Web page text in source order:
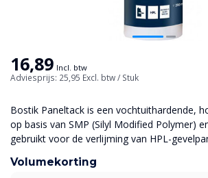
16,89 Incl. btw
Adviesprijs: 25,95 Excl. btw/ Stuk
Bostik Paneltack is een vochtuithardende,
op basis van SMP (Silyl Modified Polymer)
gebruikt voor de verlijming van HPL-
Volumekorting